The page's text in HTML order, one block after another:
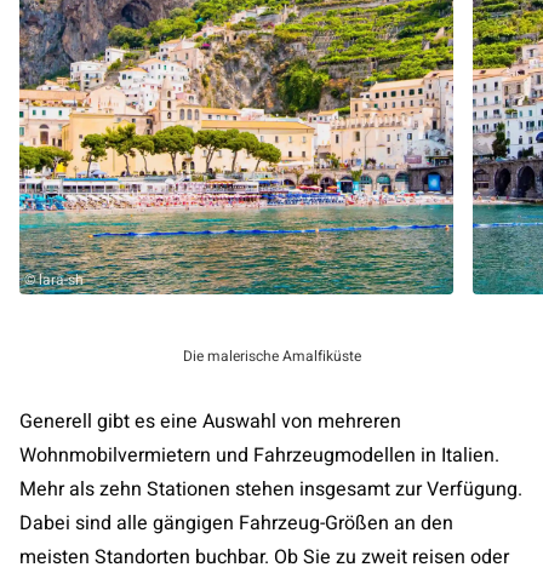
© lara-sh
Die malerische Amalfiküste
Generell gibt es eine Auswahl von mehreren
Wohnmobilvermietern und Fahrzeugmodellen in Italien.
Mehr als zehn Stationen stehen insgesamt zur Verfügung.
Dabei sind alle gängigen Fahrzeug-Größen an den
meisten Standorten buchbar. Ob Sie zu zweit reisen oder